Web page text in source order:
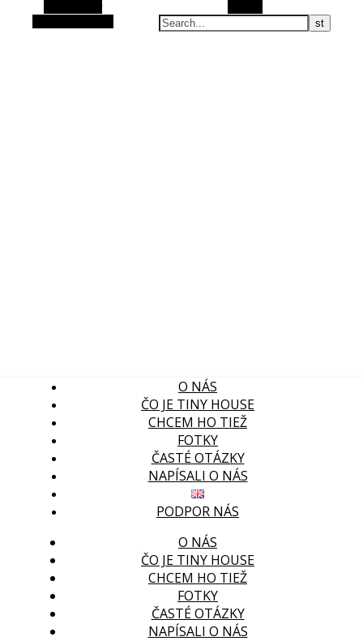
O NÁS
ČO JE TINY HOUSE
CHCEM HO TIEŽ
FOTKY
ČASTÉ OTÁZKY
NAPÍSALI O NÁS
PODPOR NÁS
O NÁS
ČO JE TINY HOUSE
CHCEM HO TIEŽ
FOTKY
ČASTÉ OTÁZKY
NAPÍSALI O NÁS